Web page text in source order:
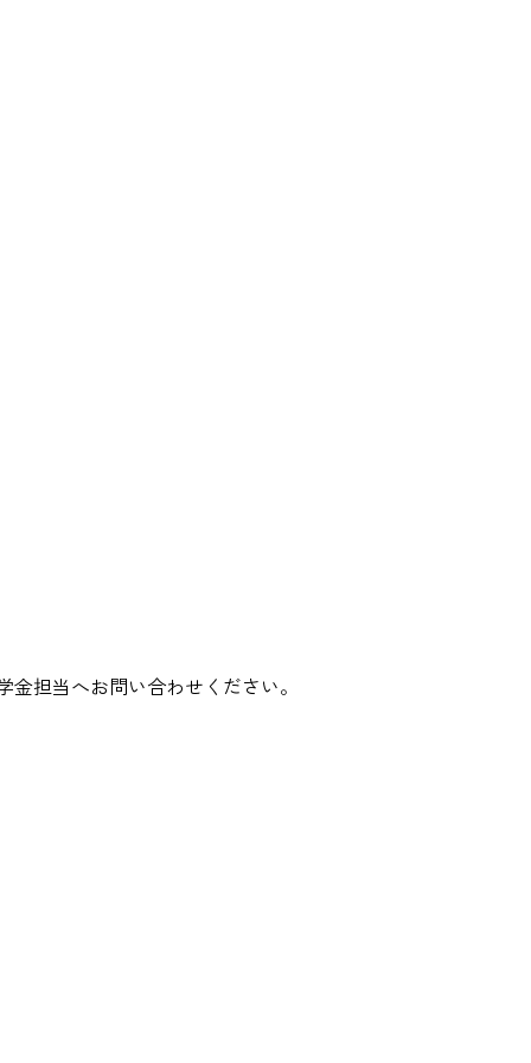
担当へお問い合わせください。